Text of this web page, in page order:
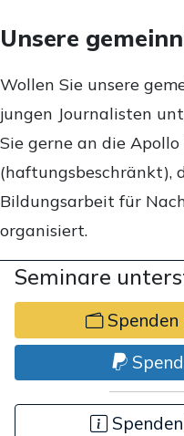
Unsere
Wollen Sie unsere
jungen Journalisten
Sie gerne an die Apollo
(haftungsbeschränkt),
Bildungsarbeit für
organisiert.
Seminare
Spenden